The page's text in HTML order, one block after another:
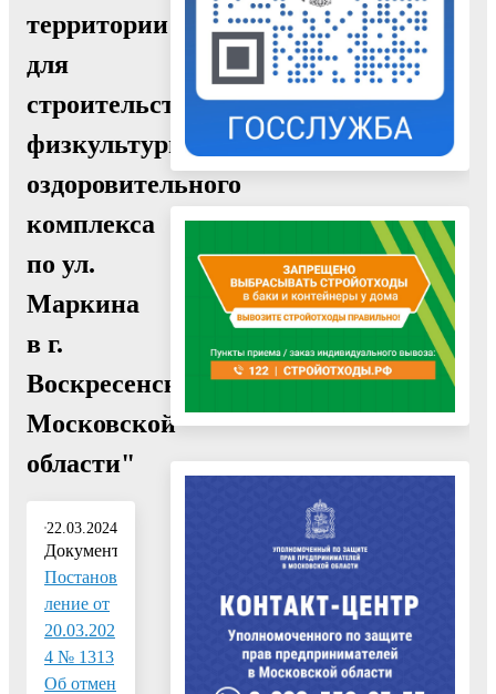
территории
для
строительства
физкультурно-
оздоровительного
комплекса
по ул.
Маркина
в г.
Воскресенск
Московской
области"
22.03.2024
Документ:
Постанов
ление от
20.03.202
4 № 1313
Об отмен